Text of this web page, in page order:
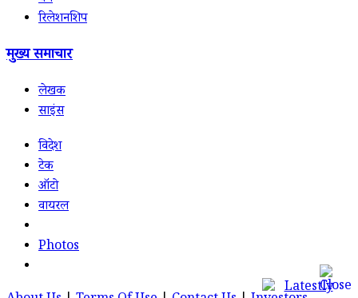
रिलेशनशिप
मुख्य समाचार
लेखक
साइंस
विदेश
टेक
ऑटो
वायरल
Photos